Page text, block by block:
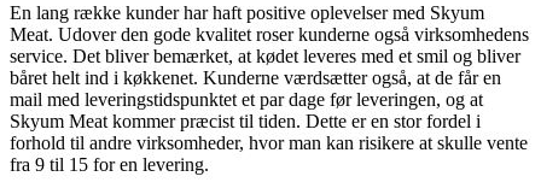
En lang række kunder har haft positive oplevelser med Skyum
Meat. Udover den gode kvalitet roser kunderne også virksomhedens
service. Det bliver bemærket, at kødet leveres med et smil og bliver
båret helt ind i køkkenet. Kunderne værdsætter også, at de får en
mail med leveringstidspunktet et par dage før leveringen, og at
Skyum Meat kommer præcist til tiden. Dette er en stor fordel i
forhold til andre virksomheder, hvor man kan risikere at skulle vente
fra 9 til 15 for en levering.